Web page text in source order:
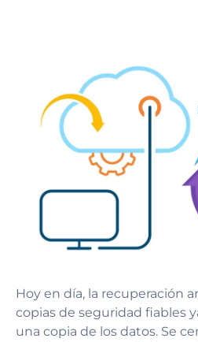
Hoy en día, la recuperación
copias de seguridad fiables
una copia de los datos. Se